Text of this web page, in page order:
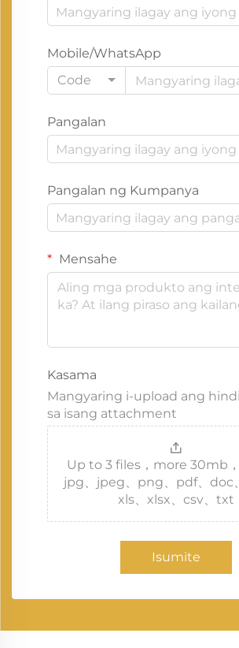
Mobile/WhatsApp
Code
Pangalan
Pangalan ng Kumpanya
Mensahe
Kasama
Mangyaring i-upload ang
sa isang attachment
Up to 3 files，more 30mb
jpg、jpeg、png、pdf、doc
xls、xlsx、csv、txt
Isumite